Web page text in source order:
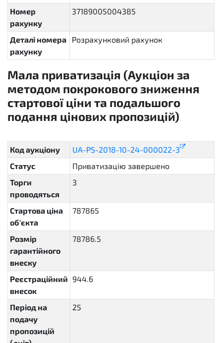
Номер
рахунку
37189005004385
Деталі номера
рахунку
Розрахунковий рахунок
Мала приватизація (Аукціон за
методом покрокового зниження
стартової ціни та подальшого
подання цінових пропозицій)
Код аукціону
UA-PS-2018-10-24-000022-3
Статус
Приватизацію завершено
Торги
проводяться
3
Стартова ціна
об'єкта
787865
Розмір
гарантійного
внеску
78786.5
Реєстраційний
внесок
944.6
Період на
подачу
пропозицій
25